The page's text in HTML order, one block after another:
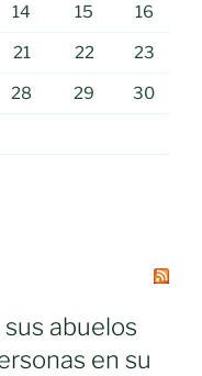
14 15 16
21 22 23
28 29 30
abuelos
en su